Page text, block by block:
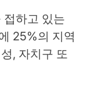
접하고 있는
25%의 지역
, 자치구 또